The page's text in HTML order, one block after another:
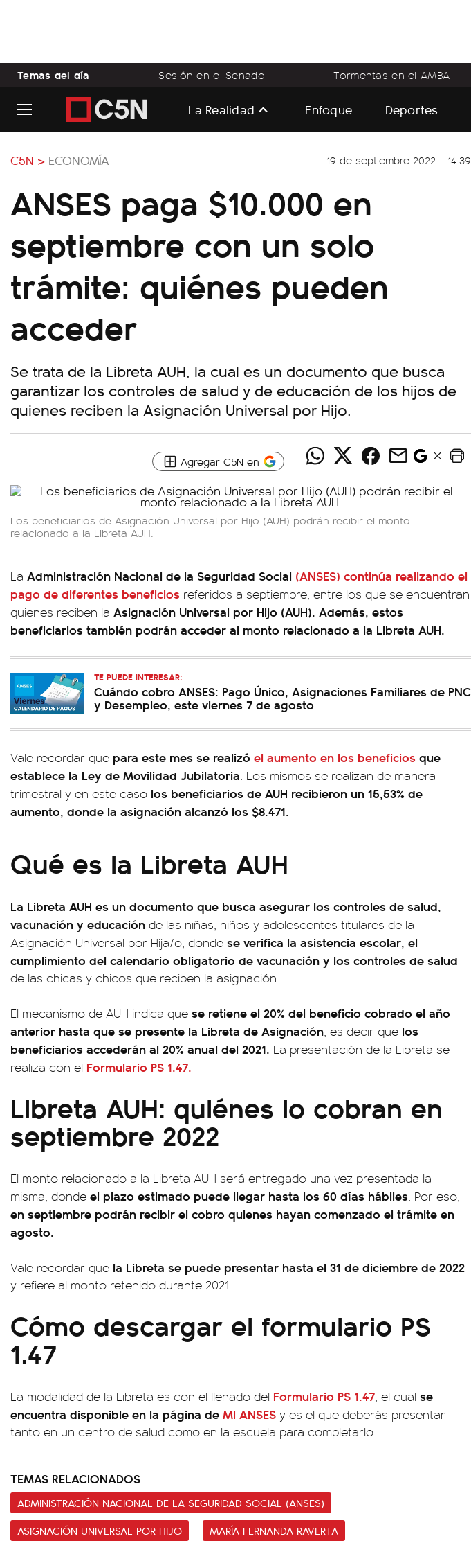
Temas del día Sesión en el Senado Tormentas en el AMBA
La Realidad Enfoque Deportes
C5N > ECONOMÍA 19 de septiembre 2022 - 14:39
ANSES paga $10.000 en
septiembre con un solo
trámite: quiénes pueden
acceder
Se trata de la Libreta AUH, la cual es un documento que busca
garantizar los controles de salud y de educación de los hijos de
quienes reciben la Asignación Universal por Hijo.
Agregar C5N en
Los beneficiarios de Asignación Universal por Hijo (AUH) podrán recibir el monto
relacionado a la Libreta AUH.
La Administración Nacional de la Seguridad Social (ANSES) continúa realizando el
pago de diferentes beneficios referidos a septiembre, entre los que se encuentran
quienes reciben la Asignación Universal por Hijo (AUH). Además, estos
beneficiarios también podrán acceder al monto relacionado a la Libreta AUH.
TE PUEDE INTERESAR:
Cuándo cobro ANSES: Pago Único, Asignaciones Familiares de PNC
y Desempleo, este viernes 7 de agosto
Vale recordar que para este mes se realizó el aumento en los beneficios que
establece la Ley de Movilidad Jubilatoria. Los mismos se realizan de manera
trimestral y en este caso los beneficiarios de AUH recibieron un 15,53% de
aumento, donde la asignación alcanzó los $8.471.
Qué es la Libreta AUH
La Libreta AUH es un documento que busca asegurar los controles de salud,
vacunación y educación de las niñas, niños y adolescentes titulares de la
Asignación Universal por Hija/o, donde se verifica la asistencia escolar, el
cumplimiento del calendario obligatorio de vacunación y los controles de salud
de las chicas y chicos que reciben la asignación.
El mecanismo de AUH indica que se retiene el 20% del beneficio cobrado el año
anterior hasta que se presente la Libreta de Asignación, es decir que los
beneficiarios accederán al 20% anual del 2021. La presentación de la Libreta se
realiza con el Formulario PS 1.47.
Libreta AUH: quiénes lo cobran en
septiembre 2022
El monto relacionado a la Libreta AUH será entregado una vez presentada la
misma, donde el plazo estimado puede llegar hasta los 60 días hábiles. Por eso,
en septiembre podrán recibir el cobro quienes hayan comenzado el trámite en
agosto.
Vale recordar que la Libreta se puede presentar hasta el 31 de diciembre de 2022
y refiere al monto retenido durante 2021.
Cómo descargar el formulario PS
1.47
La modalidad de la Libreta es con el llenado del Formulario PS 1.47, el cual se
encuentra disponible en la página de MI ANSES y es el que deberás presentar
tanto en un centro de salud como en la escuela para completarlo.
TEMAS RELACIONADOS
ADMINISTRACIÓN NACIONAL DE LA SEGURIDAD SOCIAL (ANSES)
ASIGNACIÓN UNIVERSAL POR HIJO
MARÍA FERNANDA RAVERTA